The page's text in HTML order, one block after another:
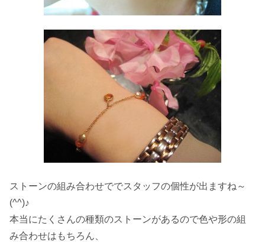
ストーンの組み合わせででスタッフの個性が出ますね～
(^^)♪
本当にたくさんの種類のストーンがあるので色や形の組
み合わせはもちろん、